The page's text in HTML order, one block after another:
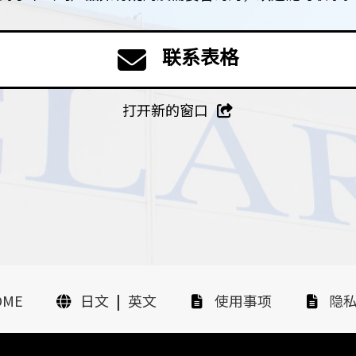
联系表格
打开新的窗口
日文 | 英文 使用事项 隐